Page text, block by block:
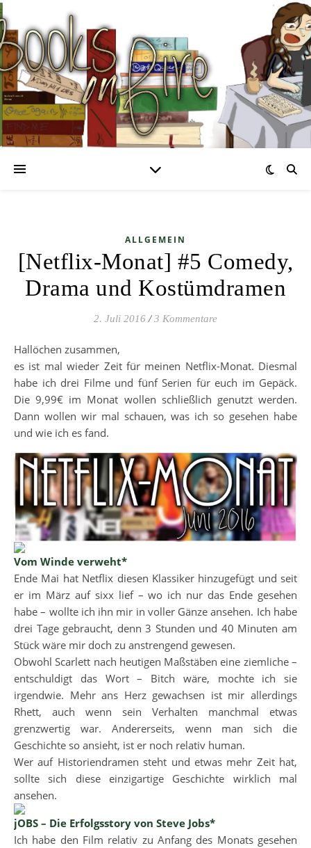
ALLGEMEIN
[Netflix-Monat] #5 Comedy,
Drama und Kostümdramen
2. Juli 2016 / 3 Kommentare
Hallöchen zusammen,
es ist mal wieder Zeit für meinen Netflix-Monat. Diesmal
habe ich drei Filme und fünf Serien für euch im Gepäck.
Die 9,99€ im Monat wollen schließlich genutzt werden.
Dann wollen wir mal schauen, was ich so gesehen habe
und wie ich es fand.
Vom Winde verweht*
Ende Mai hat Netflix diesen Klassiker hinzugefügt und seit
er im März auf sixx lief – wo ich nur das Ende gesehen
habe – wollte ich ihn mir in voller Gänze ansehen. Ich habe
drei Tage gebraucht, denn 3 Stunden und 40 Minuten am
Stück wäre mir doch zu anstrengend gewesen.
Obwohl Scarlett nach heutigen Maßstäben eine ziemliche –
entschuldigt das Wort – Bitch wäre, mochte ich sie
irgendwie. Mehr ans Herz gewachsen ist mir allerdings
Rhett, auch wenn sein Verhalten manchmal etwas
grenzwertig war. Andererseits, wenn man sich die
Geschichte so ansieht, ist er noch relativ human.
Wer auf Historiendramen steht und etwas mehr Zeit hat,
sollte sich diese einzigartige Geschichte wirklich mal
ansehen.
jOBS – Die Erfolgsstory von Steve Jobs*
Ich habe den Film relativ zu Anfang des Monats gesehen